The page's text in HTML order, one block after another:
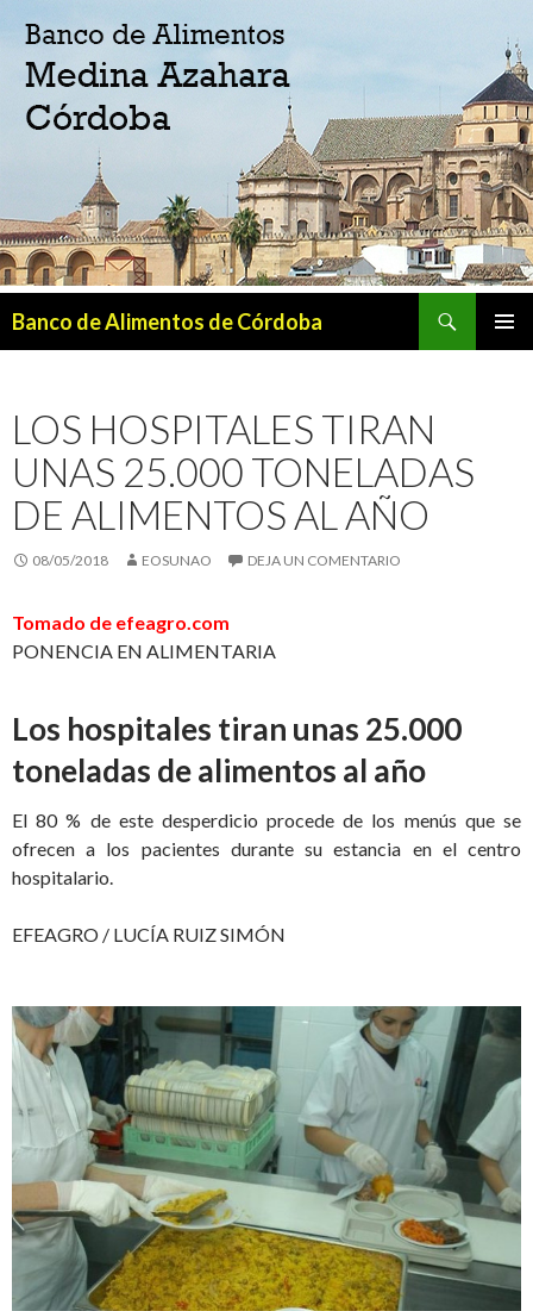
Banco de Alimentos de Córdoba
LOS HOSPITALES TIRAN
UNAS 25.000 TONELADAS
DE ALIMENTOS AL AÑO
08/05/2018 EOSUNAO DEJA UN COMENTARIO
Tomado de efeagro.com
PONENCIA EN ALIMENTARIA
Los hospitales tiran unas 25.000
toneladas de alimentos al año
El 80 % de este desperdicio procede de los menús que se
ofrecen a los pacientes durante su estancia en el centro
hospitalario.
EFEAGRO / LUCÍA RUIZ SIMÓN